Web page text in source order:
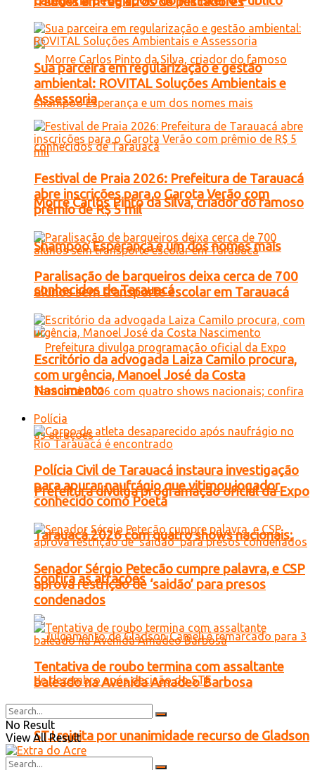
Morre Carlos Pinto da Silva, criador do famoso
Shampoo Esperança e um dos nomes mais
conhecidos de Tarauacá
Prefeitura divulga programação oficial da Expo
Tarauacá 2026 com quatro shows nacionais;
confira as atrações
STJ rejeita por unanimidade recurso de Gladson
Sua parceira em regularização e gestão
ambiental: ROVITAL Soluções Ambientais e
Assessoria
Festival de Praia 2026: Prefeitura de Tarauacá
abre inscrições para o Garota Verão com
prêmio de R$ 5 mil
Paralisação de barqueiros deixa cerca de 700
alunos sem transporte escolar em Tarauacá
Escritório da advogada Laiza Camilo procura,
com urgência, Manoel José da Costa
Nascimento
Polícia
Polícia Civil de Tarauacá instaura investigação
para apurar naufrágio que vitimou jogador
conhecido como Poeta
Senador Sérgio Petecão cumpre palavra, e CSP
aprova restrição de ‘saidão’ para presos
condenados
Tentativa de roubo termina com assaltante
baleado na Avenida Amadeo Barbosa
No Result
View All Result